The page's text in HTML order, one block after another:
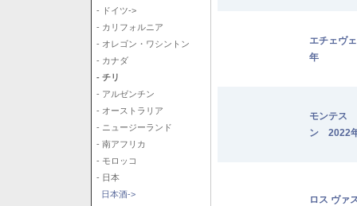
- ドイツ->
- カリフォルニア
- オレゴン・ワシントン
- カナダ
- チリ
- アルゼンチン
- オーストラリア
- ニュージーランド
- 南アフリカ
- モロッコ
- 日本
日本酒->
エチェヴ
年
モンテス
ン 2022
ロス ヴァ